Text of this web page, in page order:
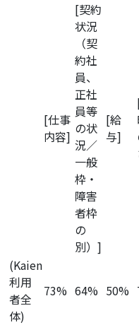
[仕事
内容]
[契約
状況
（契
約社
員、
正社
員等
の状
況／
一般
枠・
障害
者枠
の
別）]
[給
与]
(Kaien
利用
者全
体)
73% 64% 50%